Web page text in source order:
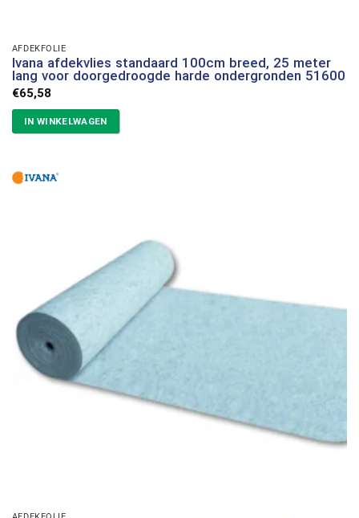
AFDEKFOLIE
Ivana afdekvlies standaard 100cm breed, 25 meter
lang voor doorgedroogde harde ondergronden 51600
€65,58
IN WINKELWAGEN